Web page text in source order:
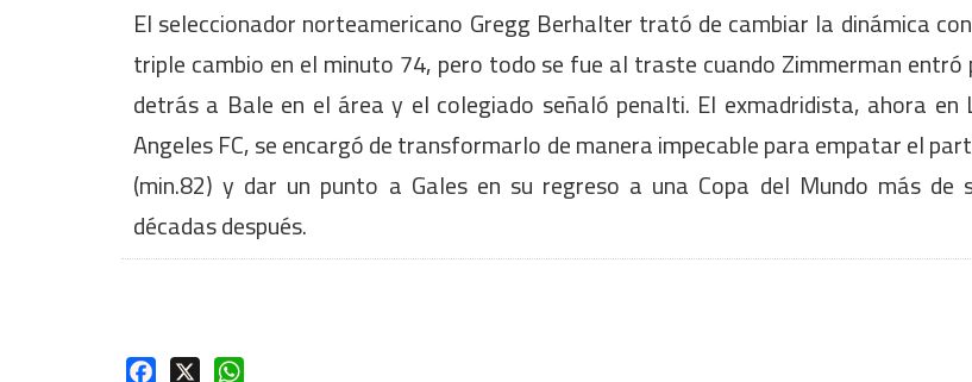
El seleccionador norteamericano Gregg Berhalter trató de cambiar la dinámica
triple cambio en el minuto 74, pero todo se fue al traste cuando Zimmerman entró
detrás a Bale en el área y el colegiado señaló penalti. El exmadridista, ahora en
Angeles FC, se encargó de transformarlo de manera impecable para empatar el
(min.82) y dar un punto a Gales en su regreso a una Copa del Mundo más de
décadas después.
Facebook